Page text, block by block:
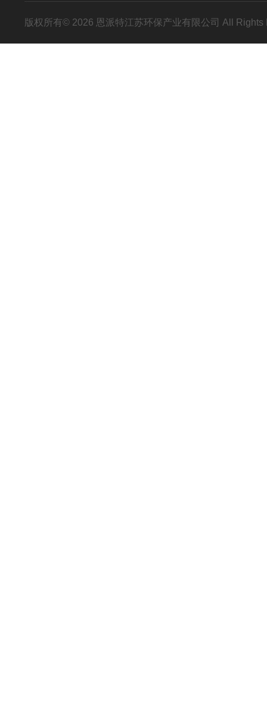
版权所有© 2026 恩派特江苏环保产业有限公司 All